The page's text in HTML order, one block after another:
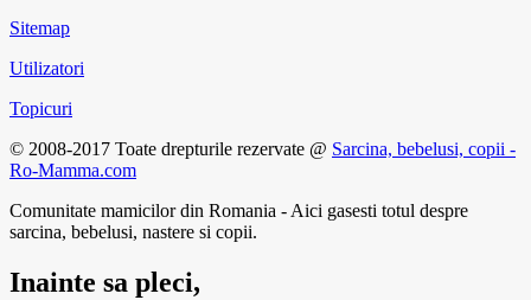
Sitemap
Utilizatori
Topicuri
© 2008-2017 Toate drepturile rezervate @ Sarcina, bebelusi, copii -
Ro-Mamma.com
Comunitate mamicilor din Romania - Aici gasesti totul despre
sarcina, bebelusi, nastere si copii.
Inainte sa pleci,